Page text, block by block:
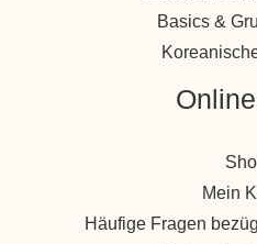
Basics &
Mein
Häufige Fragen